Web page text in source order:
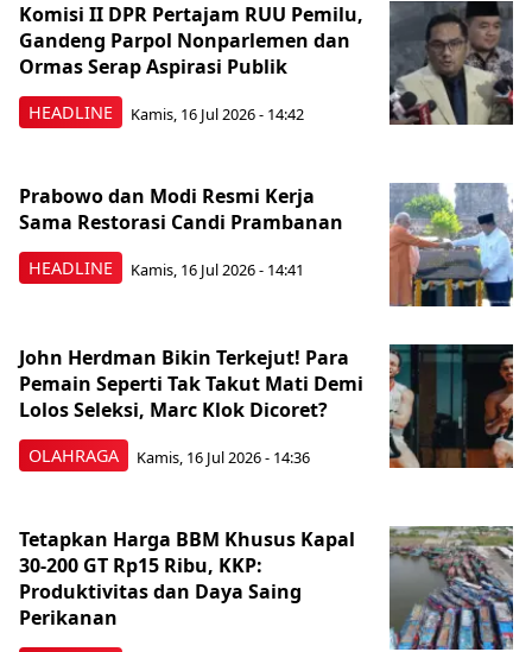
HEADLINE
Komisi II DPR Pertajam RUU Pemilu,
Gandeng Parpol Nonparlemen dan
Ormas Serap Aspirasi Publik
Kamis, 16 Jul 2026 - 14:42
HEADLINE
Prabowo dan Modi Resmi Kerja
Sama Restorasi Candi Prambanan
Kamis, 16 Jul 2026 - 14:41
OLAHRAGA
John Herdman Bikin Terkejut! Para
Pemain Seperti Tak Takut Mati Demi
Lolos Seleksi, Marc Klok Dicoret?
Kamis, 16 Jul 2026 - 14:36
Tetapkan Harga BBM Khusus Kapal
30-200 GT Rp15 Ribu, KKP:
Produktivitas dan Daya Saing
Perikanan